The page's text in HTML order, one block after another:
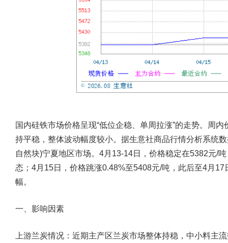
国内硅铁市场价格呈现“低位企稳、单周拉涨”的走势。周
持平稳，整体波动幅度较小。据生意社商品行情分析系统
自然块)宁夏地区市场。4月13-14日，价格稳定在5382元/
态；4月15日，价格跳涨0.48%至5408元/吨，此后至4月
幅。
一、影响因素
上游兰炭情况： 近期主产区兰炭市场整体持稳，中小料主